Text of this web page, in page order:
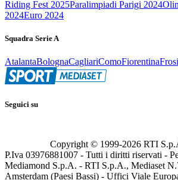
Riding Fest 2025Paralimpiadi Parigi 2024
2024Euro 2024
Squadra Serie A
AtalantaBolognaCagliariComoFiorentina
Seguici su
Copyright © 1999-2026 RTI
P.Iva 03976881007 - Tutti i diritti riservati -
Mediamond S.p.A. - RTI S.p.A., Mediaset
Amsterdam (Paesi Bassi) - Uffici Viale